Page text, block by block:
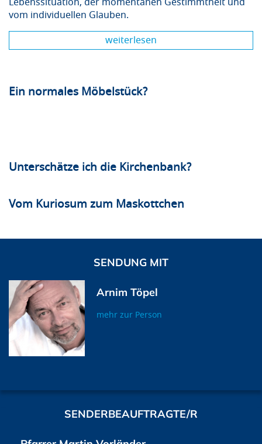
vom individuellen Glauben.
weiterlesen
Ein normales Möbelstück?
Unterschätze ich die Kirchenbank?
Vom Kuriosum zum Maskottchen
SENDUNG MIT
Arnim Töpel
mehr zur Person
SENDERBEAUFTRAGTE/R